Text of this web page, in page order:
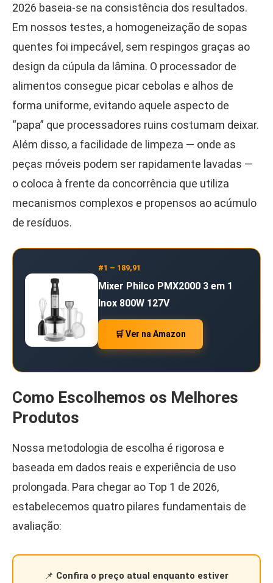
2026 baseia-se na consistência dos resultados.
Em nossos testes, a homogeneização de sopas
quentes foi impecável, sem respingos graças ao
design da cúpula da lâmina. O processador de
alimentos consegue picar cebolas e alhos de
forma uniforme, evitando aquele aspecto de
“papa” que processadores ruins costumam deixar.
Além disso, a facilidade de limpeza — onde as
peças móveis podem ser rapidamente lavadas —
o coloca à frente da concorrência que utiliza
mecanismos complexos e propensos ao acúmulo
de resíduos.
#1 – 189,91
Mixer Philco PMX2000 3 em 1
Inox 800W 127V
🛒 Ver na Amazon
Como Escolhemos os Melhores
Produtos
Nossa metodologia de escolha é rigorosa e
baseada em dados reais e experiência de uso
prolongada. Para chegar ao Top 1 de 2026,
estabelecemos quatro pilares fundamentais de
avaliação:
📌 Confira o preço atual enquanto estiver